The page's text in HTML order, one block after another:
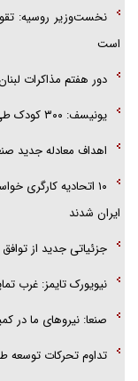
جزئیات شکنجه‌هایم فراتر
نخست‌وزیر روسیه:‌
است
دور هفتم مذاکرات
یونیسف: ۳۰۰ کودک طی ۳۰۰ روز آتش بس در غزه به شهادت رسیده اند
اهداف معادله جدید
۱۰ اتحادیه کارگری
ایران شدند
جزئیاتی جدید از
نیویورک تایمز: غرب
صنعا: نیروهای ما در
تداوم تحرکات توسعه